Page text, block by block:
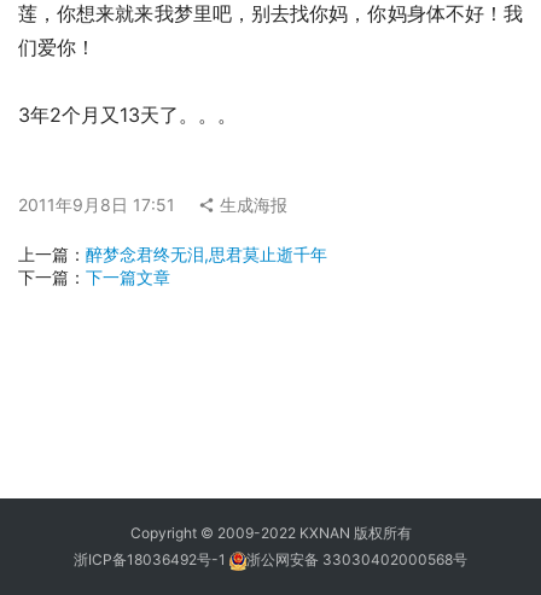
莲，你想来就来我梦里吧，别去找你妈，你妈身体不好！我
们爱你！
3年2个月又13天了。。。
2011年9月8日 17:51 生成海报
上一篇： 醉梦念君终无泪,思君莫止逝千年
下一篇： 下一篇文章
Copyright © 2009-2022 KXNAN 版权所有
浙ICP备18036492号-1
浙公网安备 33030402000568号